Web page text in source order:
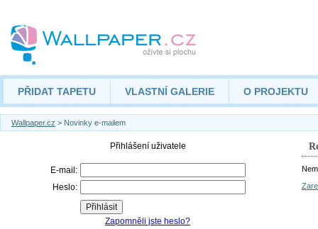
PŘIDAT TAPETU VLASTNÍ GALERIE O PROJEKTU
Wallpaper.cz > Novinky e-mailem